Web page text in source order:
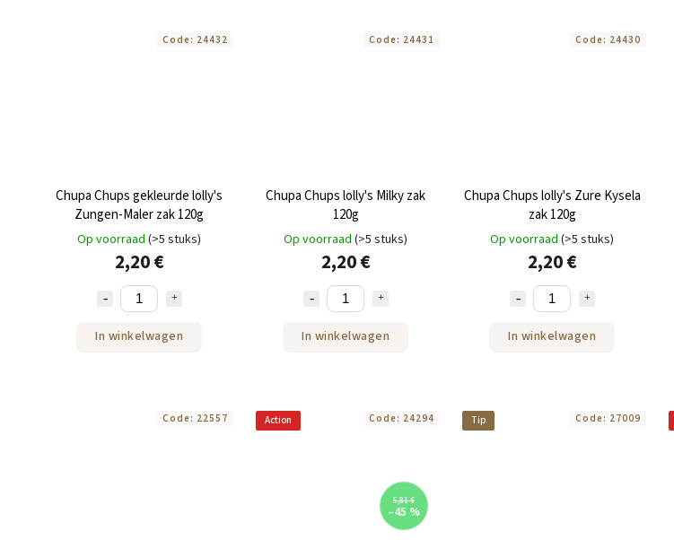
Chupa Chups gekleurde lolly's
Zungen-Maler zak 120g
Op voorraad (>5 stuks)
2,20 €
In winkelwagen
Code: 24432
Chupa Chups lolly's Milky zak
120g
Op voorraad (>5 stuks)
2,20 €
In winkelwagen
Code: 24431
Chupa Chups lolly's Zure Kysela
zak 120g
Op voorraad (>5 stuks)
2,20 €
In winkelwagen
Code: 24430
Code: 22557 Action
5,81 €
–45 %
Code: 24294 Tip Code: 27009